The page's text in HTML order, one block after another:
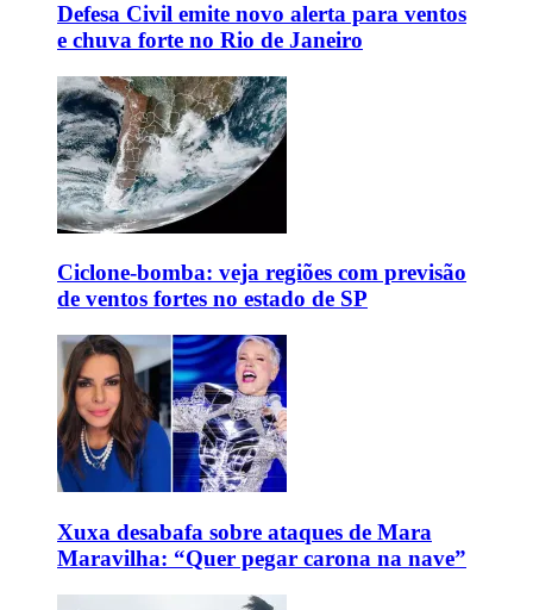
Defesa Civil emite novo alerta para ventos
e chuva forte no Rio de Janeiro
Ciclone-bomba: veja regiões com previsão
de ventos fortes no estado de SP
Xuxa desabafa sobre ataques de Mara
Maravilha: “Quer pegar carona na nave”